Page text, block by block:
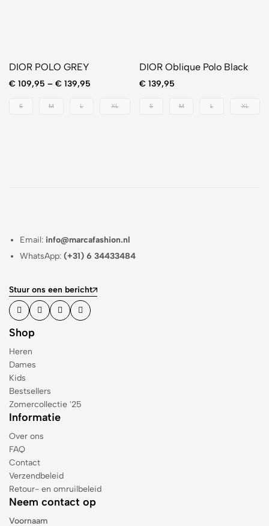
DIOR POLO GREY
€ 109,95 – € 139,95
S M L XL
DIOR Oblique Polo Black
€ 139,95
S M L XL
Email: info@marcafashion.nl
WhatsApp:(+31) 6 34433484
Stuur ons een bericht
Shop
Heren
Dames
Kids
Bestsellers
Zomercollectie '25
Informatie
Over ons
FAQ
Contact
Verzendbeleid
Retour- en omruilbeleid
Neem contact op
Voornaam